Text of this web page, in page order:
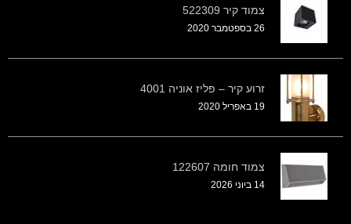
צמוד קיר 522309
26 בספטמבר 2020
זרוע קיר – פליז אוניה 4001
19 באפריל 2020
צמוד חומה 122607
14 ביוני 2026